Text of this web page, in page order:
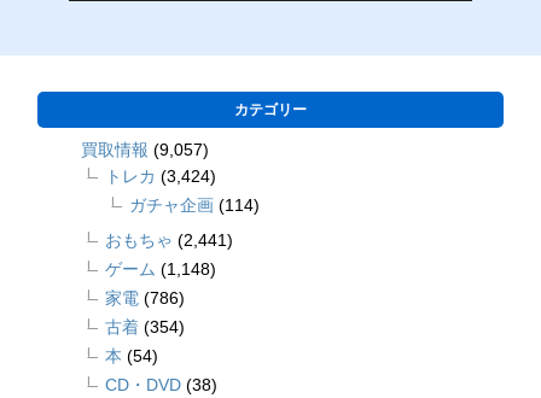
カテゴリー
買取情報 (9,057)
トレカ (3,424)
ガチャ企画 (114)
おもちゃ (2,441)
ゲーム (1,148)
家電 (786)
古着 (354)
本 (54)
CD・DVD (38)